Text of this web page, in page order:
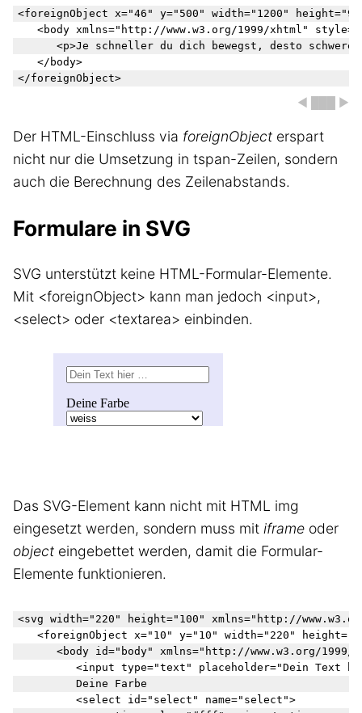
<foreignObject x="46" y="500" width="1200"
◀ ███ ▶
Der HTML-Einschluss via foreignObject erspart
nicht nur die Umsetzung in tspan-Zeilen, sondern
auch die Berechnung des Zeilenabstands.
Formulare in SVG
SVG unterstützt keine HTML-Formular-Elemente.
Mit <foreignObject> kann man jedoch <input>,
<select> oder <textarea> einbinden.
Das SVG-Element kann nicht mit HTML img
eingesetzt werden, sondern muss mit iframe oder
object eingebettet werden, damit die Formular-
Elemente funktionieren.
<svg width="220" height="100" xmlns="http://